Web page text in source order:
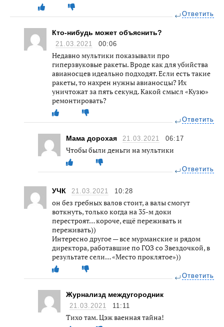
Ответить
Кто-нибудь может объяснить?
21.03.2021 00:06
Недавно мультики показывали про
гиперзвуковые ракеты. Вроде как для убийства
авианосцев идеально подходят. Если есть такие
ракеты, то нахрен нужны авианосцы? Их
уничтожат за пять секунд. Какой смысл «Кузю»
ремонтировать?
Ответить
Мама дорохая 21.03.2021 06:17
Чтобы были деньги на мультики
Ответить
УЧК 21.03.2021 10:28
он без гребных валов стоит, а валы смогут
воткнуть, только когда на 35-м доки
перестроят… короче, ещё переживать и
переживать))
Интересно другое — все мурманские и рядом
директора, работавшие по ГОЗ со Звездочкой, в
результате сели… «Место проклятое»))
Ответить
Журнализд междугородник
21.03.2021 11:11
Тихо там. Цэж ваенная тайна!